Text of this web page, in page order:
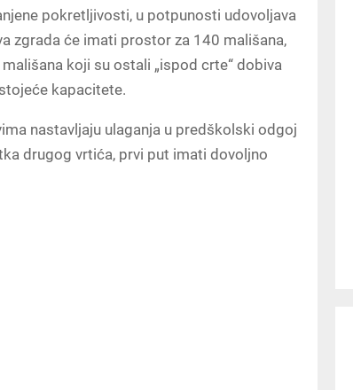
pokretljivosti, u potpunosti udovoljava
zgrada će imati prostor za 140 mališana,
koji su ostali „ispod crte“ dobiva
kapacitete.
nastavljaju ulaganja u predškolski odgoj
drugog vrtića, prvi put imati dovoljno